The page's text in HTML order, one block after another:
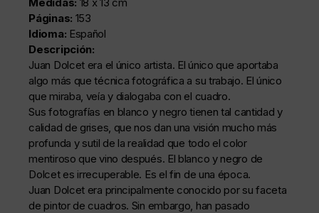
Páginas: 153
Idioma: Español
Descripción:
Juan Dolcet era el único artista. El único que aportaba
algo más que técnica fotográfica a su trabajo. El único
que miraba, veía y dialogaba con el cuadro.
Sus fotografías en blanco y negro tienen tal cantidad y
calidad de grises, que nos dan una visión mucho más
profunda y sutil de la realidad que todo el color
mentiroso que vino después. El blanco y negro de
Dolcet es irrecuperable. Es el fin de una época.
Juan Dolcet era principalmente conocido por su faceta
de pintor de cuadros. Sin embargo, han pasado